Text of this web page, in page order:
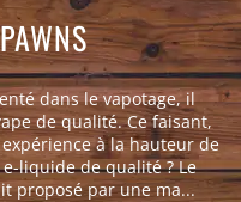
dans le vapotage, il
de qualité. Ce faisant,
à la hauteur de
liquide de qualité ? Le
proposé par une ma...